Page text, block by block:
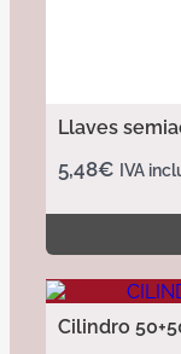
Llaves
5,48€ IVA
Cilindro